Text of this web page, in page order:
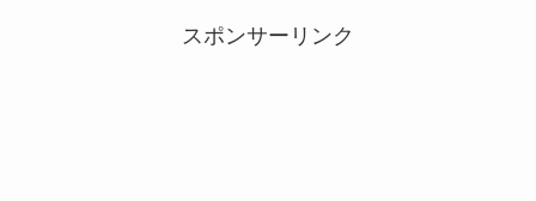
スポンサーリンク